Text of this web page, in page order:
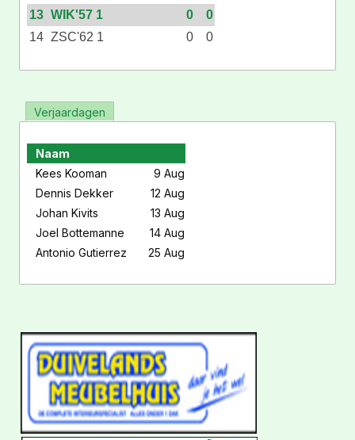
13 WIK'57 1 0
0
14 ZSC'62 1 0 0
Verjaardagen
Naam
Kees Kooman
9 Aug
Dennis Dekker
12 Aug
Johan Kivits
13 Aug
Joel Bottemanne
14 Aug
Antonio Gutierrez
25 Aug